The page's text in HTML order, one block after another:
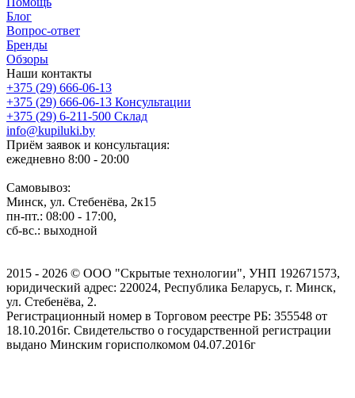
Блог
Вопрос-ответ
Бренды
Обзоры
Наши контакты
+375 (29) 666-06-13
+375 (29) 666-06-13 Консультации
+375 (29) 6-211-500 Склад
info@kupiluki.by
Приём заявок и консультация:
ежедневно 8:00 - 20:00
Самовывоз:
Минск, ул. Стебенёва, 2к15
пн-пт.: 08:00 - 17:00,
сб-вс.: выходной
2015 - 2026 © ООО "Скрытые технологии", УНП 192671573,
юридический адрес: 220024, Республика Беларусь, г. Минск,
ул. Стебенёва, 2.
Регистрационный номер в Торговом реестре РБ: 355548 от
18.10.2016г. Свидетельство о государственной регистрации
выдано Минским горисполкомом 04.07.2016г